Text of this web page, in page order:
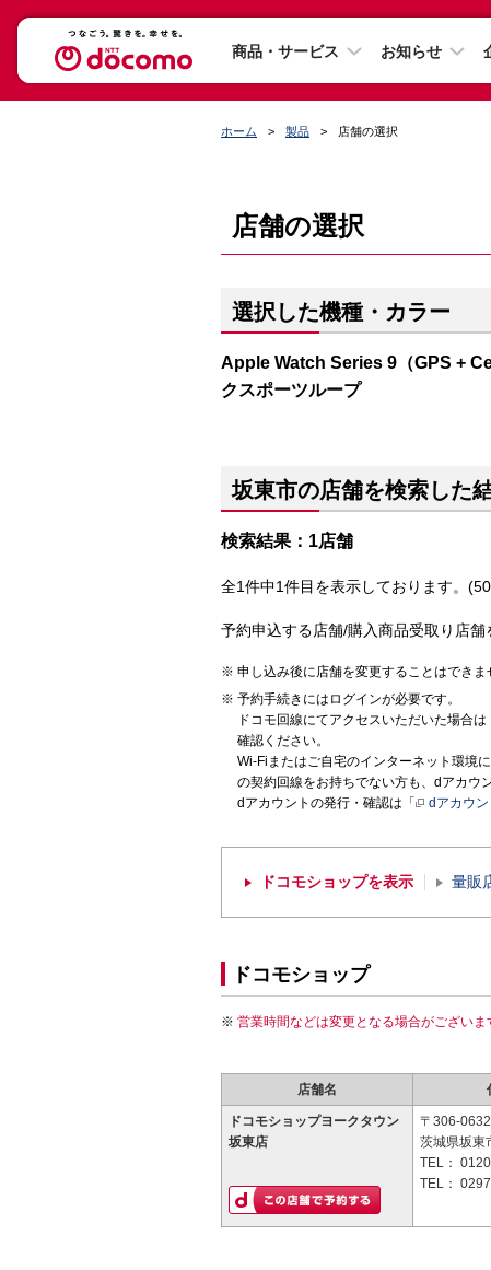
商品・サービス お知らせ
ホーム 製品 店舗の選択
店舗の選択
選択した機種・カラー
Apple Watch Series 9（GPS +
クスポーツループ
坂東市の店舗を検索した
検索結果：1店舗
全1件中1件目を表示しております。
予約申込する店舗/購入商品受取り店舗
申し込み後に店舗を変更することはできま
予約手続きにはログインが必要です。
ドコモ回線にてアクセスいただいた場合
確認ください。
Wi-Fiまたはご自宅のインターネット環境
の契約回線をお持ちでない方も、dアカウ
dアカウントの発行・確認は「
dアカウ
ドコモショップを表示 量販
ドコモショップ
営業時間などは変更となる場合がございま
店舗名
ドコモショップヨークタウン
坂東店
〒306-0632
茨城県坂東
TEL：
TEL：